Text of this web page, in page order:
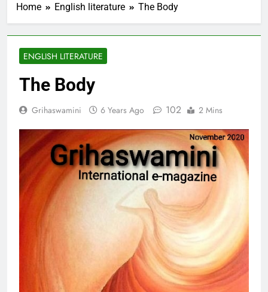
Home English literature The Body
ENGLISH LITERATURE
The Body
Grihaswamini 6 Years Ago 102 2 Mins